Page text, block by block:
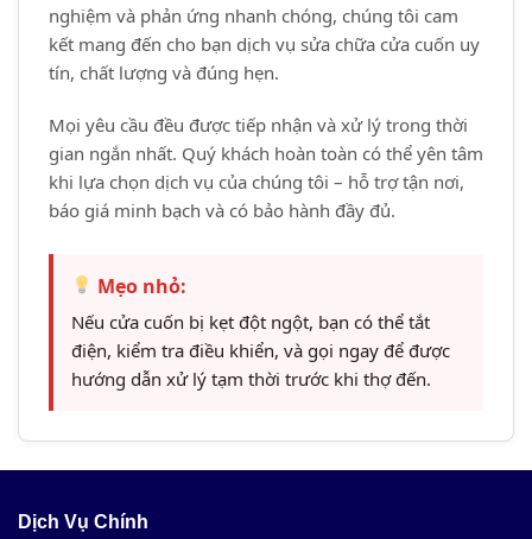
nghiệm và phản ứng nhanh chóng, chúng tôi cam
kết mang đến cho bạn dịch vụ sửa chữa cửa cuốn uy
tín, chất lượng và đúng hẹn.
Mọi yêu cầu đều được tiếp nhận và xử lý trong thời
gian ngắn nhất. Quý khách hoàn toàn có thể yên tâm
khi lựa chọn dịch vụ của chúng tôi – hỗ trợ tận nơi,
báo giá minh bạch và có bảo hành đầy đủ.
Mẹo nhỏ:
Nếu cửa cuốn bị kẹt đột ngột, bạn có thể tắt
điện, kiểm tra điều khiển, và gọi ngay để được
hướng dẫn xử lý tạm thời trước khi thợ đến.
Dịch Vụ Chính